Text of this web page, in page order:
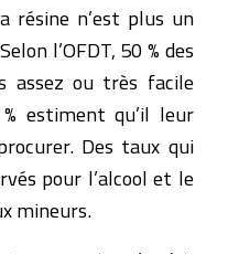
résine n’est plus un
l’OFDT, 50 % des
assez ou très facile
estiment qu’il leur
Des taux qui
pour l’alcool et le
mineurs.